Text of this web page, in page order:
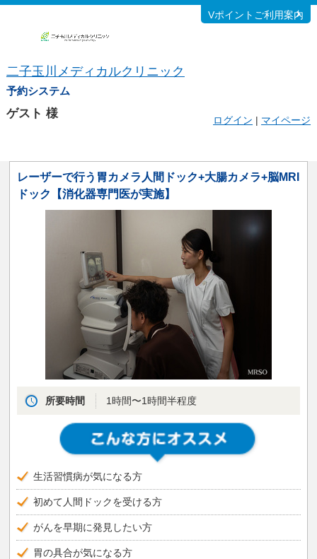
二子玉川メディカルクリニック
予約システム
Vポイントご利用案内
ゲスト 様 ログイン | マイページ
レーザーで行う胃カメラ人間ドック+大腸カメラ+脳MRI
ドック【消化器専門医が実施】
所要時間 1時間〜1時間半程度
生活習慣病が気になる方
初めて人間ドックを受ける方
がんを早期に発見したい方
胃の具合が気になる方